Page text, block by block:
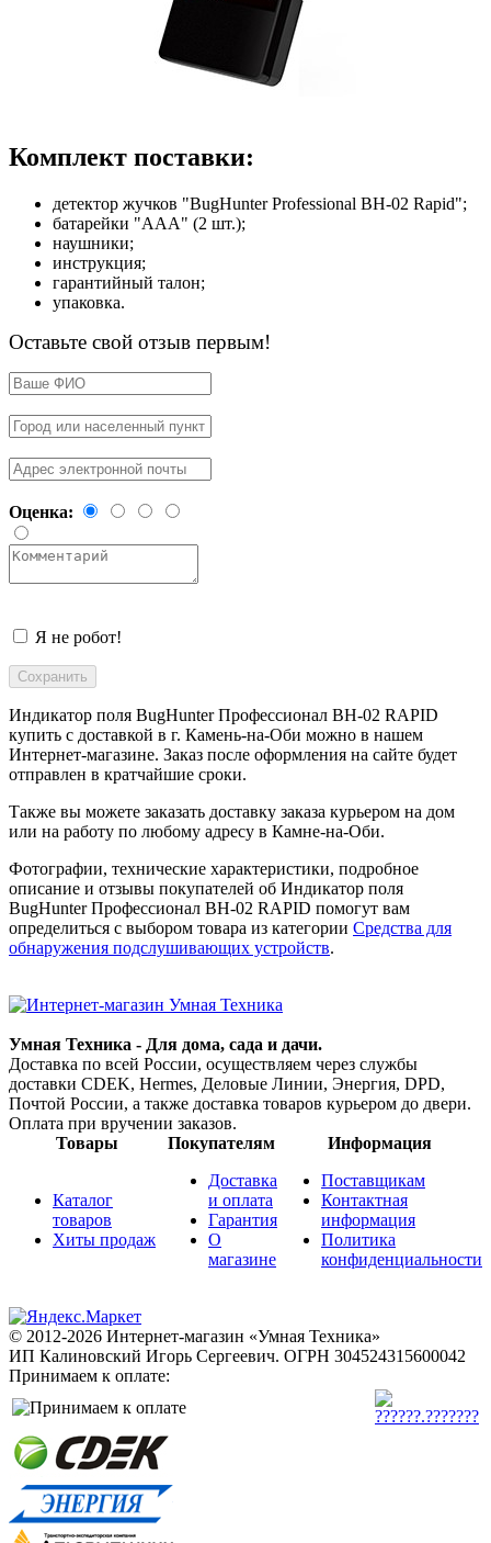
Комплект поставки:
детектор жучков "BugHunter Professional BH-02 Rapid";
батарейки "ААА" (2 шт.);
наушники;
инструкция;
гарантийный талон;
упаковка.
Оставьте свой отзыв первым!
Оценка:
Я не робот!
Индикатор поля BugHunter Профессионал BH-02 RAPID
купить с доставкой в г. Камень-на-Оби можно в нашем
Интернет-магазине. Заказ после оформления на сайте будет
отправлен в кратчайшие сроки.
Также вы можете заказать доставку заказа курьером на дом
или на работу по любому адресу в Камне-на-Оби.
Фотографии, технические характеристики, подробное
описание и отзывы покупателей об Индикатор поля
BugHunter Профессионал BH-02 RAPID помогут вам
определиться с выбором товара из категории Средства для
обнаружения подслушивающих устройств.
Умная Техника - Для дома, сада и дачи.
Доставка по всей России, осуществляем через службы
доставки CDEK, Hermes, Деловые Линии, Энергия, DPD,
Почтой России, а также доставка товаров курьером до двери.
Оплата при вручении заказов.
Товары
Покупателям Информация
Каталог
товаров
Хиты продаж
Доставка
и оплата
Гарантия
О
магазине
Поставщикам
Контактная
информация
Политика
конфиденциальности
© 2012-2026 Интернет-магазин «Умная Техника»
ИП Калиновский Игорь Сергеевич. ОГРН 304524315600042
Принимаем к оплате: